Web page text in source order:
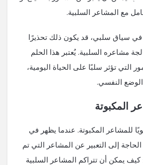
مع المشاعر السلبية.
في سياق سلبي، قد يكون ذلك تحذيرًا
مشاعره السلبية. يُعتبر هذا الحلم
التي تؤثر سلبًا على الحياة اليومية،
النفسي.
المكبوتة
للمشاعر المكبوتة. عندما يظهر في
الحاجة إلى التعبير عن المشاعر التي تم
كيف يمكن أن تتراكم المشاعر السلبية